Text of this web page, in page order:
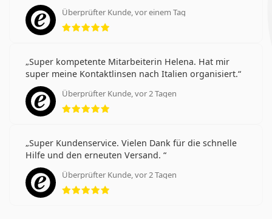
Überprüfter Kunde, vor einem Tag
Bewertung 5 aus 5
Super kompetente Mitarbeiterin Helena. Hat mir
super meine Kontaktlinsen nach Italien organisiert.
Überprüfter Kunde, vor 2 Tagen
Bewertung 5 aus 5
Super Kundenservice. Vielen Dank für die schnelle
Hilfe und den erneuten Versand.
Überprüfter Kunde, vor 2 Tagen
Bewertung 5 aus 5